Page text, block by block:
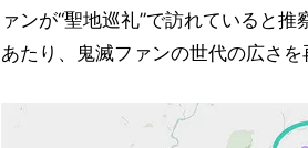
ァンが“聖地巡礼”で訪れていると
あたり、鬼滅ファンの世代の広さを